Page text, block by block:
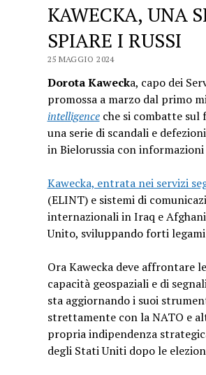
KAWECKA, UNA
SPIARE I RUSSI
25 MAGGIO 2024
Dorota Kawecka, capo dei
promossa a marzo dal primo
intelligenceche si combatte sul
una serie di scandali e
in Bielorussia con
Kawecka, entrata nei servizi
(ELINT) e sistemi di
internazionali in Iraq e
Unito, sviluppando forti
Ora Kawecka deve affrontare
capacità geospaziali e di
sta aggiornando i suoi
strettamente con la NATO e
propria indipendenza
degli Stati Uniti dopo le